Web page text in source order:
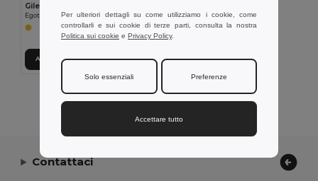
Egotier 98503
Aggiungi al carrello
Visualizzazione Di Tutti I Prodotti.
Contattaci
Per ulteriori dettagli su come utilizziamo i cookie, come
controllarli e sui cookie di terze parti, consulta la nostra
Politica sui cookie e Privacy Policy.
Solo essenziali Preferenze
Accettare tutto